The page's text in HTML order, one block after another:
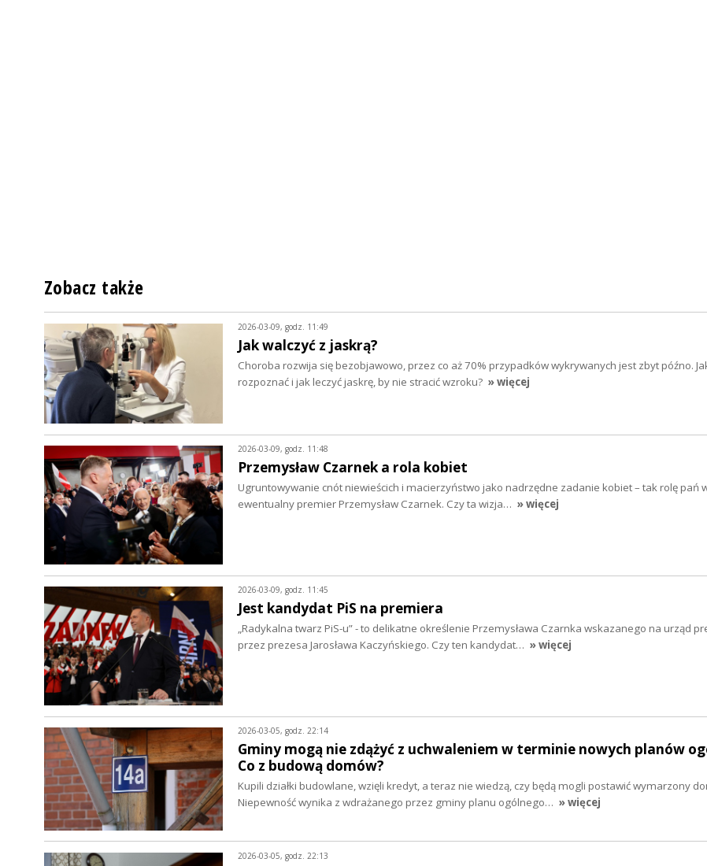
Zobacz także
2026-03-09, godz. 11:49
Jak walczyć z jaskrą?
Choroba rozwija się bezobjawowo, przez co aż 70% przypadków wykrywanych jest zbyt późno.
rozpoznać i jak leczyć jaskrę, by nie stracić wzroku? » więcej
2026-03-09, godz. 11:48
Przemysław Czarnek a rola kobiet
Ugruntowywanie cnót niewieścich i macierzyństwo jako nadrzędne zadanie kobiet – tak rolę pań
ewentualny premier Przemysław Czarnek. Czy ta wizja… » więcej
2026-03-09, godz. 11:45
Jest kandydat PiS na premiera
„Radykalna twarz PiS-u” - to delikatne określenie Przemysława Czarnka wskazanego na urząd
przez prezesa Jarosława Kaczyńskiego. Czy ten kandydat… » więcej
2026-03-05, godz. 22:14
Gminy mogą nie zdążyć z uchwaleniem w terminie nowych planów
Co z budową domów?
Kupili działki budowlane, wzięli kredyt, a teraz nie wiedzą, czy będą mogli postawić wymarzony
Niepewność wynika z wdrażanego przez gminy planu ogólnego… » więcej
2026-03-05, godz. 22:13